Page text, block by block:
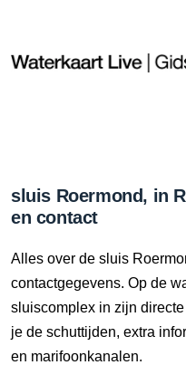
sluis Roermond, in
en contact
Alles over de sluis
contactgegevens. Op de
sluiscomplex in zijn
je de schuttijden, extra
en marifoonkanalen.